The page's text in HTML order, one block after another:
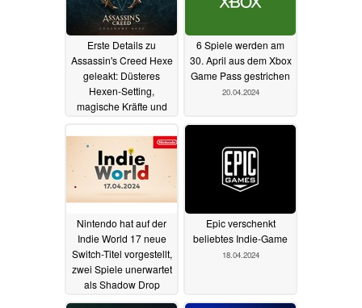
Erste Details zu
Assassin's Creed Hexe
geleakt: Düsteres
Hexen-Setting,
magische Kräfte und
6 Spiele werden am
30. April aus dem Xbox
Game Pass gestrichen
20.04.2024
Nintendo hat auf der
Indie World 17 neue
Switch-Titel vorgestellt,
zwei Spiele unerwartet
als Shadow Drop
veröffentlicht18.04.2024
Epic verschenkt
beliebtes Indie-Game
18.04.2024